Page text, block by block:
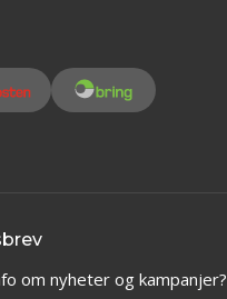
om nyheter og kampanjer?